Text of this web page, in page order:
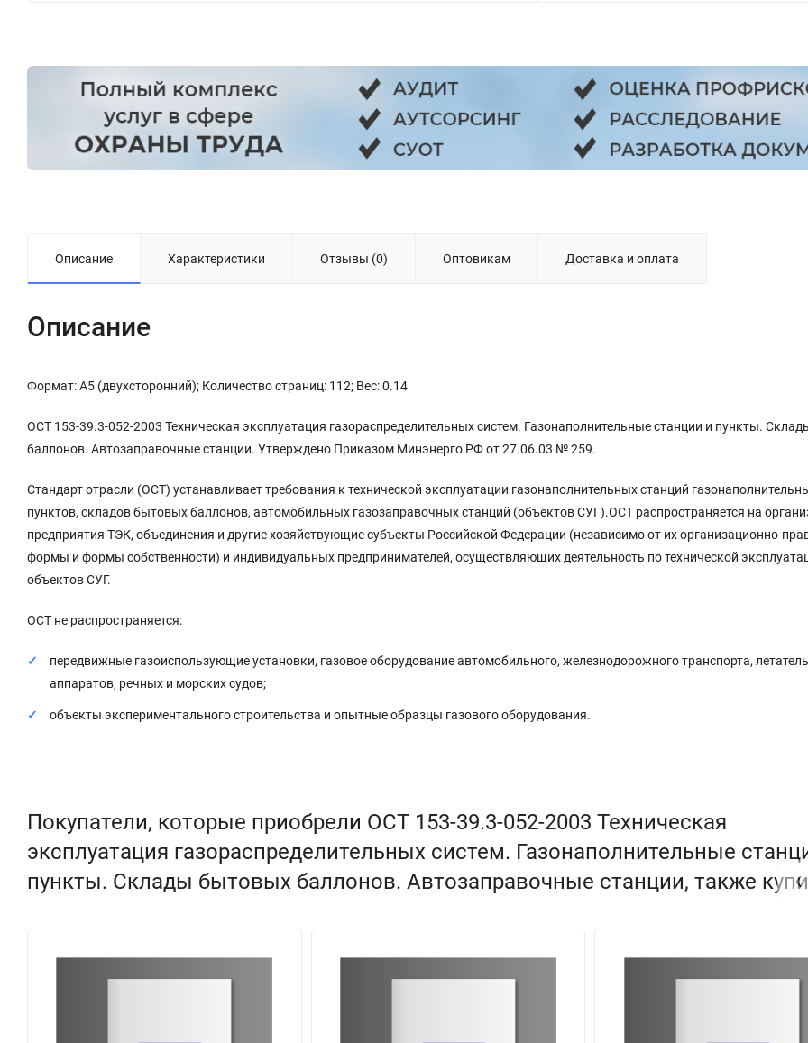
Описание Характеристики Отзывы (0) Оптовикам Доставка и оплата
Описание
Формат: А5 (двухсторонний); Количество страниц: 112; Вес: 0.14
ОСТ 153-39.3-052-2003 Техническая эксплуатация газораспределительных систем. Газонаполнительные станции и пункты.
баллонов. Автозаправочные станции. Утверждено Приказом Минэнерго РФ от 27.06.03 № 259.
Стандарт отрасли (ОСТ) устанавливает требования к технической эксплуатации газонаполнительных станций
пунктов, складов бытовых баллонов, автомобильных газозаправочных станций (объектов СУГ).ОСТ распространяется на
предприятия ТЭК, объединения и другие хозяйствующие субъекты Российской Федерации (независимо от их организационно-
формы и формы собственности) и индивидуальных предпринимателей, осуществляющих деятельность по технической
объектов СУГ.
ОСТ не распространяется:
передвижные газоиспользующие установки, газовое оборудование автомобильного, железнодорожного транспорта,
аппаратов, речных и морских судов;
объекты экспериментального строительства и опытные образцы газового оборудования.
Покупатели, которые приобрели ОСТ 153-39.3-052-2003 Техническая
эксплуатация газораспределительных систем. Газонаполнительные
пункты. Склады бытовых баллонов. Автозаправочные станции, также
‹